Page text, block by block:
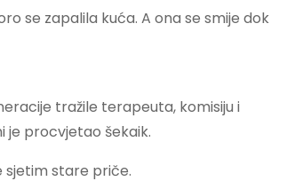
se zapalila kuća. A ona se smije dok
tražile terapeuta, komisiju i
je procvjetao šekaik.
sjetim stare priče.